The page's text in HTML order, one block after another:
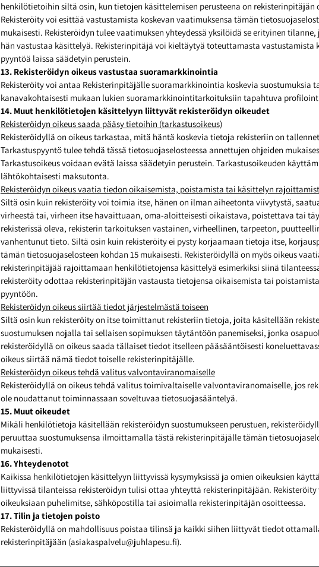
henkilötietoihin siltä osin, kun tietojen käsittelemisen perusteena on rekisterinpitäjän
Rekisteröity voi esittää vastustamista koskevan vaatimuksensa tämän
mukaisesti. Rekisteröidyn tulee vaatimuksen yhteydessä yksilöidä se erityinen tilanne,
hän vastustaa käsittelyä. Rekisterinpitäjä voi kieltäytyä toteuttamasta vastustamista
pyyntöä laissa säädetyin perustein.
13. Rekisteröidyn oikeus vastustaa suoramarkkinointia
Rekisteröity voi antaa Rekisterinpitäjälle suoramarkkinointia koskevia suostumuksia
kanavakohtaisesti mukaan lukien suoramarkkinointitarkoituksiin tapahtuva
14. Muut henkilötietojen käsittelyyn liittyvät rekisteröidyn oikeudet
Rekisteröidyn oikeus saada pääsy tietoihin (tarkastusoikeus)
Rekisteröidyllä on oikeus tarkastaa, mitä häntä koskevia tietoja rekisteriin on
Tarkastuspyyntö tulee tehdä tässä tietosuojaselosteessa annettujen ohjeiden
Tarkastusoikeus voidaan evätä laissa säädetyin perustein. Tarkastusoikeuden
lähtökohtaisesti maksutonta.
Rekisteröidyn oikeus vaatia tiedon oikaisemista, poistamista tai käsittelyn
Siltä osin kuin rekisteröity voi toimia itse, hänen on ilman aiheetonta viivytystä,
virheestä tai, virheen itse havaittuaan, oma-aloitteisesti oikaistava, poistettava tai
rekisterissä oleva, rekisterin tarkoituksen vastainen, virheellinen, tarpeeton,
vanhentunut tieto. Siltä osin kuin rekisteröity ei pysty korjaamaan tietoja itse,
tämän tietosuojaselosteen kohdan 15 mukaisesti. Rekisteröidyllä on myös oikeus
rekisterinpitäjää rajoittamaan henkilötietojensa käsittelyä esimerkiksi siinä
rekisteröity odottaa rekisterinpitäjän vastausta tietojensa oikaisemista tai
pyyntöön.
Rekisteröidyn oikeus siirtää tiedot järjestelmästä toiseen
Siltä osin kun rekisteröity on itse toimittanut rekisteriin tietoja, joita käsitellään
suostumuksen nojalla tai sellaisen sopimuksen täytäntöön panemiseksi, jonka
rekisteröidyllä on oikeus saada tällaiset tiedot itselleen pääsääntöisesti
oikeus siirtää nämä tiedot toiselle rekisterinpitäjälle.
Rekisteröidyn oikeus tehdä valitus valvontaviranomaiselle
Rekisteröidyllä on oikeus tehdä valitus toimivaltaiselle valvontaviranomaiselle, jos
ole noudattanut toiminnassaan soveltuvaa tietosuojasääntelyä.
15. Muut oikeudet
Mikäli henkilötietoja käsitellään rekisteröidyn suostumukseen perustuen,
peruuttaa suostumuksensa ilmoittamalla tästä rekisterinpitäjälle tämän
mukaisesti.
16. Yhteydenotot
Kaikissa henkilötietojen käsittelyyn liittyvissä kysymyksissä ja omien oikeuksien
liittyvissä tilanteissa rekisteröidyn tulisi ottaa yhteyttä rekisterinpitäjään. Rekisteröity
oikeuksiaan puhelimitse, sähköpostilla tai asioimalla rekisterinpitäjän osoitteessa.
17. Tilin ja tietojen poisto
Rekisteröidyllä on mahdollisuus poistaa tilinsä ja kaikki siihen liittyvät tiedot
rekisterinpitäjään (asiakaspalvelu@juhlapesu.fi).